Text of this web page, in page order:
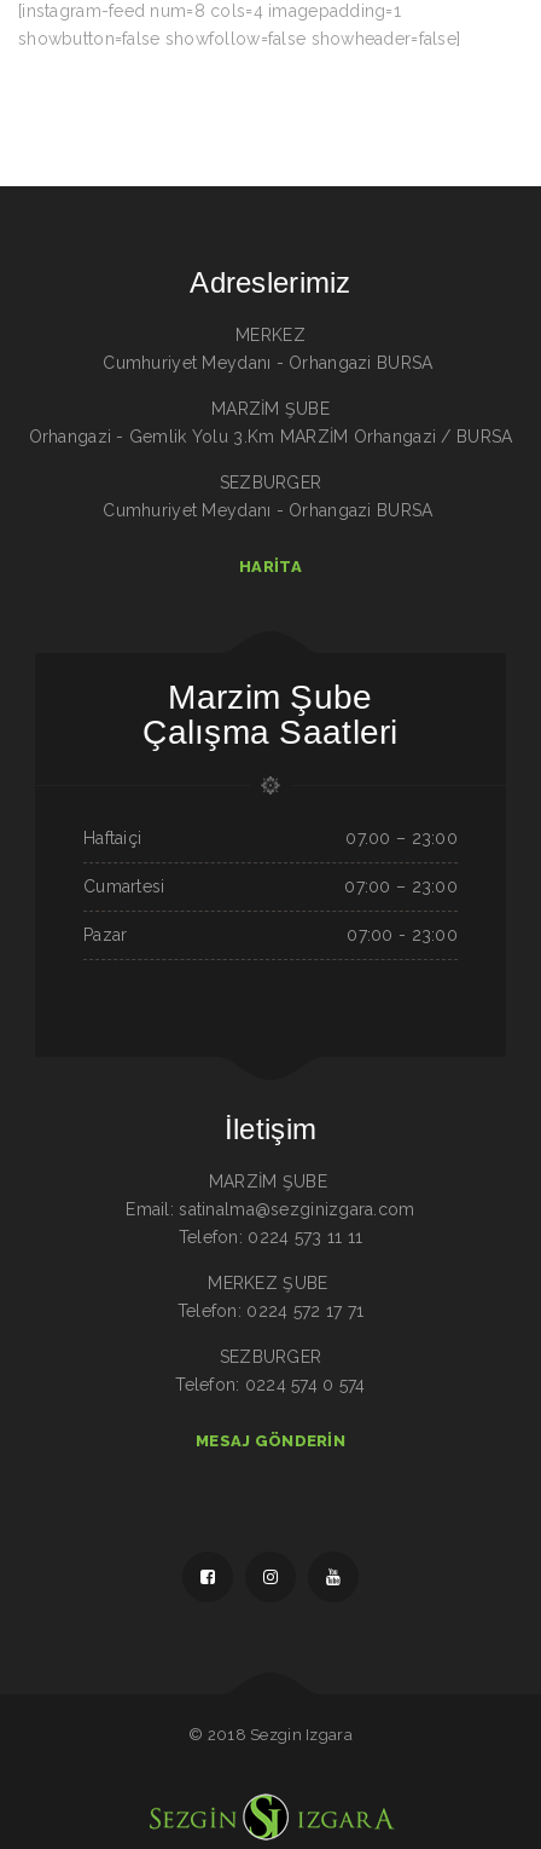
[instagram-feed num=8 cols=4 imagepadding=1
showbutton=false showfollow=false showheader=false]
Adreslerimiz
MERKEZ
Cumhuriyet Meydanı - Orhangazi BURSA
MARZİM ŞUBE
Orhangazi - Gemlik Yolu 3.Km MARZİM Orhangazi / BURSA
SEZBURGER
Cumhuriyet Meydanı - Orhangazi BURSA
HARITA
Marzim Şube
Çalışma Saatleri
Haftaiçi 07.00 – 23:00
Cumartesi 07:00 – 23:00
Pazar 07:00 - 23:00
İletişim
MARZİM ŞUBE
Email: satinalma@sezginizgara.com
Telefon: 0224 573 11 11
MERKEZ ŞUBE
Telefon: 0224 572 17 71
SEZBURGER
Telefon: 0224 574 0 574
MESAJ GÖNDERIN
© 2018 Sezgin Izgara